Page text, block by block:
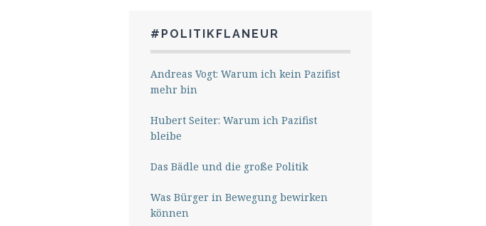
#POLITIKFLANEUR
Andreas Vogt: Warum ich kein Pazifist
mehr bin
Hubert Seiter: Warum ich Pazifist
bleibe
Das Bädle und die große Politik
Was Bürger in Bewegung bewirken
können